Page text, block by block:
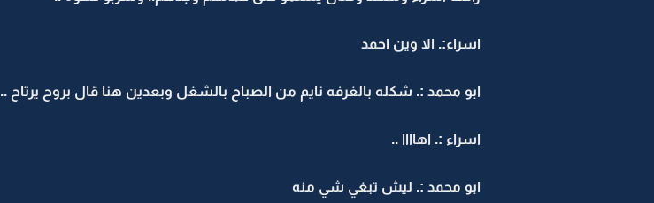
اسراء:. الا وين احمد
ابو محمد :. شكله بالغرفه نايم من الصباح بالشغل وبعدين هنا قال بروح يرتاح ..
اسراء :. اهاااا ..
ابو محمد :. ليش تبغي شي منه